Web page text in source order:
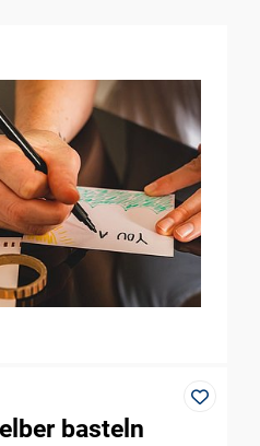
basteln